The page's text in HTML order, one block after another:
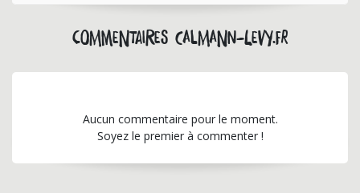
Commentaires calmann-levy.fr
Aucun commentaire pour le moment.
Soyez le premier à commenter !